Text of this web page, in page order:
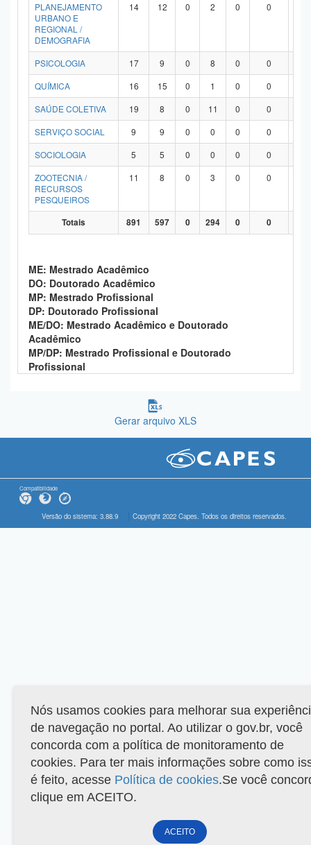
PLANEJAMENTO
URBANO E
REGIONAL /
DEMOGRAFIA
14 12 0 2 0 0
PSICOLOGIA 17 9 0 8 0 0
QUÍMICA
16 15 0 1 0 0
SAÚDE COLETIVA
19 8 0 11 0 0
SERVIÇO SOCIAL
9 9 0 0 0 0
SOCIOLOGIA
5 5 0 0 0 0
ZOOTECNIA /
RECURSOS
PESQUEIROS
11 8 0 3 0 0
Totais 891 597 0 294 0 0
ME: Mestrado Acadêmico
DO: Doutorado Acadêmico
MP: Mestrado Profissional
DP: Doutorado Profissional
ME/DO: Mestrado Acadêmico e Doutorado
Acadêmico
MP/DP: Mestrado Profissional e Doutorado
Profissional
Gerar arquivo XLS
Compatibilidade
Versão do sistema: 3.88.9 Copyright 2022 Capes. Todos os direitos reservados.
Nós usamos cookies para melhorar sua
de navegação no portal. Ao utilizar o gov.br, você
concorda com a política de monitoramento de
cookies. Para ter mais informações sobre como
é feito, acesse Política de cookies.Se você
clique em ACEITO.
ACEITO